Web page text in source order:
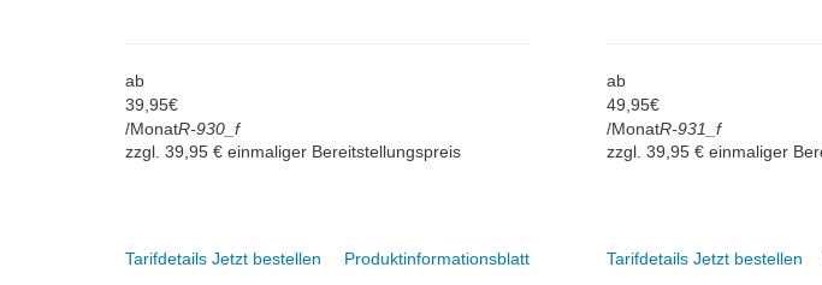
ab
39, 95€
/MonatR-930_f
zzgl. 39,95 € einmaliger Bereitstellungspreis
Produktinformationsblatt
Tarifdetails Jetzt bestellen
ab
49, 95€
/MonatR-931_f
zzgl. 39,95 € einmaliger
Tarifdetails Jetzt bestellen